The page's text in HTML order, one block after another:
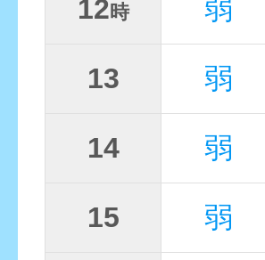
12時 弱
13 弱
14 弱
15 弱